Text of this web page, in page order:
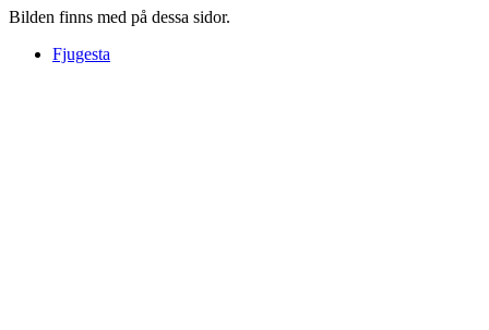
Bilden finns med på dessa sidor.
Fjugesta